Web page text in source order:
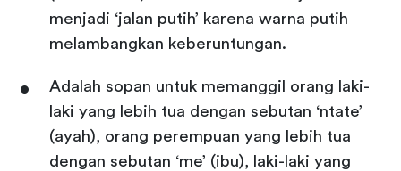
menjadi ‘jalan putih’ karena warna putih
melambangkan keberuntungan.
Adalah sopan untuk memanggil orang laki-
laki yang lebih tua dengan sebutan ‘ntate’
(ayah), orang perempuan yang lebih tua
dengan sebutan ‘me’ (ibu), laki-laki yang